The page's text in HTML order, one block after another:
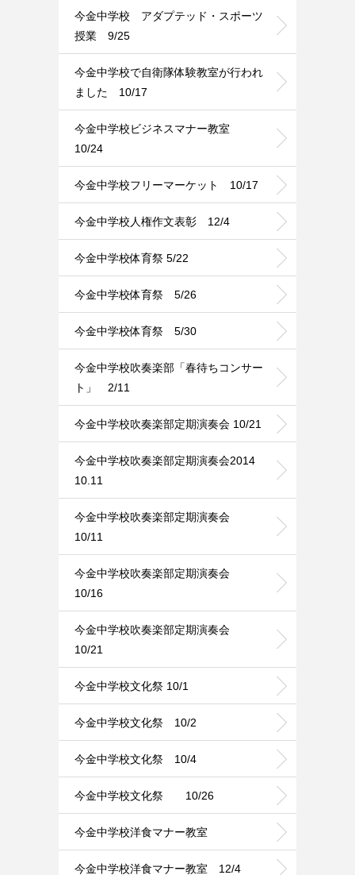
今金中学校 アダプテッド・スポーツ
授業 9/25
今金中学校で自衛隊体験教室が行われ
ました 10/17
今金中学校ビジネスマナー教室
10/24
今金中学校フリーマーケット 10/17
今金中学校人権作文表彰 12/4
今金中学校体育祭 5/22
今金中学校体育祭 5/26
今金中学校体育祭 5/30
今金中学校吹奏楽部「春待ちコンサー
ト」 2/11
今金中学校吹奏楽部定期演奏会 10/21
今金中学校吹奏楽部定期演奏会2014
10.11
今金中学校吹奏楽部定期演奏会
10/11
今金中学校吹奏楽部定期演奏会
10/16
今金中学校吹奏楽部定期演奏会
10/21
今金中学校文化祭 10/1
今金中学校文化祭 10/2
今金中学校文化祭 10/4
今金中学校文化祭 10/26
今金中学校洋食マナー教室
今金中学校洋食マナー教室 12/4